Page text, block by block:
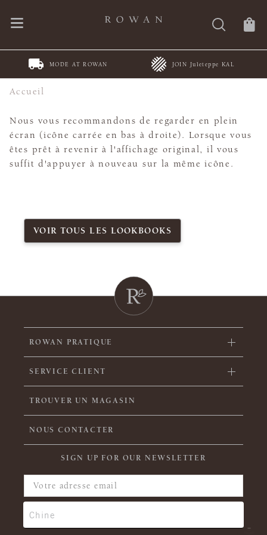
MODE AT ROWAN JOIN Juleteppe KAL
Accueil
Nous vous recommandons de regarder en plein
écran (icône carrée en bas à droite). Lorsque vous
êtes prêt à revenir à l'affichage original, il vous
suffit d'appuyer à nouveau sur la même icône.
VOIR TOUS LES LOOKBOOKS
ROWAN PRATIQUE
SERVICE CLIENT
TROUVER UN MAGASIN
NOUS CONTACTER
SIGN UP FOR OUR NEWSLETTER